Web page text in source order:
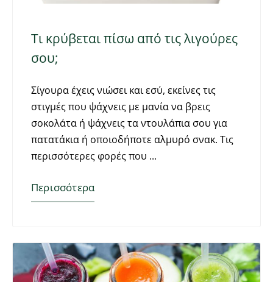
Τι κρύβεται πίσω από τις λιγούρες
σου;
Σίγουρα έχεις νιώσει και εσύ, εκείνες τις
στιγμές που ψάχνεις με μανία να βρεις
σοκολάτα ή ψάχνεις τα ντουλάπια σου για
πατατάκια ή οποιοδήποτε αλμυρό σνακ. Τις
περισσότερες φορές που
Περισσότερα